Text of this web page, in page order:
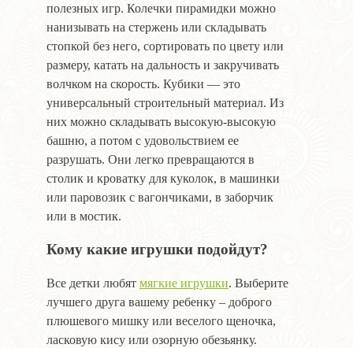
полезных игр. Колечки пирамидки можно
нанизывать на стержень или складывать
стопкой без него, сортировать по цвету или
размеру, катать на дальность и закручивать
волчком на скорость. Кубики — это
универсальный строительный материал. Из
них можно складывать высокую-высокую
башню, а потом с удовольствием ее
разрушать. Они легко превращаются в
столик и кроватку для куколок, в машинки
или паровозик с вагончиками, в заборчик
или в мостик.
Кому какие игрушки подойдут?
Все детки любят мягкие игрушки. Выберите
лучшего друга вашему ребенку – доброго
плюшевого мишку или веселого щеночка,
ласковую кису или озорную обезьянку.